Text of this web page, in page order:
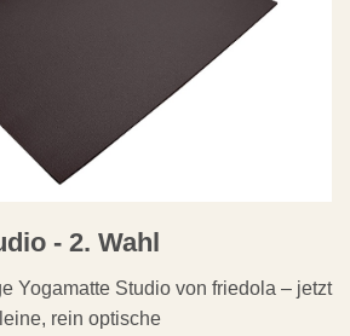
- 2. Wahl
Yogamatte Studio von friedola – jetzt
rein optische